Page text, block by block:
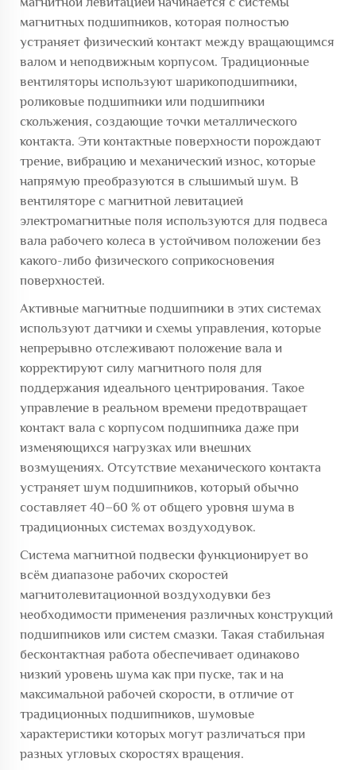
магнитных подшипников, которая полностью
устраняет физический контакт между вращающимся
валом и неподвижным корпусом. Традиционные
вентиляторы используют шарикоподшипники,
роликовые подшипники или подшипники
скольжения, создающие точки металлического
контакта. Эти контактные поверхности порождают
трение, вибрацию и механический износ, которые
напрямую преобразуются в слышимый шум. В
вентиляторе с магнитной левитацией
электромагнитные поля используются для подвеса
вала рабочего колеса в устойчивом положении без
какого-либо физического соприкосновения
поверхностей.
Активные магнитные подшипники в этих системах
используют датчики и схемы управления, которые
непрерывно отслеживают положение вала и
корректируют силу магнитного поля для
поддержания идеального центрирования. Такое
управление в реальном времени предотвращает
контакт вала с корпусом подшипника даже при
изменяющихся нагрузках или внешних
возмущениях. Отсутствие механического контакта
устраняет шум подшипников, который обычно
составляет 40–60 % от общего уровня шума в
традиционных системах воздуходувок.
Система магнитной подвески функционирует во
всём диапазоне рабочих скоростей
магнитолевитационной воздуходувки без
необходимости применения различных конструкций
подшипников или систем смазки. Такая стабильная
бесконтактная работа обеспечивает одинаково
низкий уровень шума как при пуске, так и на
максимальной рабочей скорости, в отличие от
традиционных подшипников, шумовые
характеристики которых могут различаться при
разных угловых скоростях вращения.